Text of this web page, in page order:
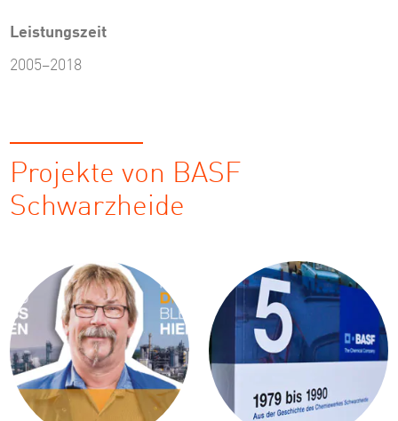
Leistungszeit
2005–2018
Projekte von BASF
Schwarzheide